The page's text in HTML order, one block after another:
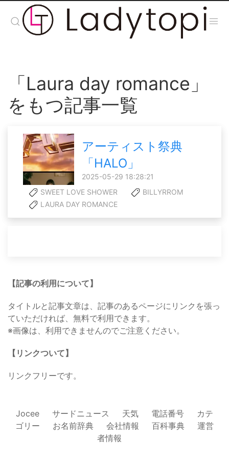
「Laura day romance」
をもつ記事一覧
アーティスト祭典
「HALO」
2025-05-29 18:28:21
SWEET LOVE SHOWER
BILLYRROM
LAURA DAY ROMANCE
【記事の利用について】
タイトルと記事文章は、記事のあるページにリンクを張っ
ていただければ、無料で利用できます。
※画像は、利用できませんのでご注意ください。
【リンクついて】
リンクフリーです。
Jocee サードニュース 天気 電話番号
カテ
ゴリー
お名前辞典 会社情報 百科事典
運営
者情報